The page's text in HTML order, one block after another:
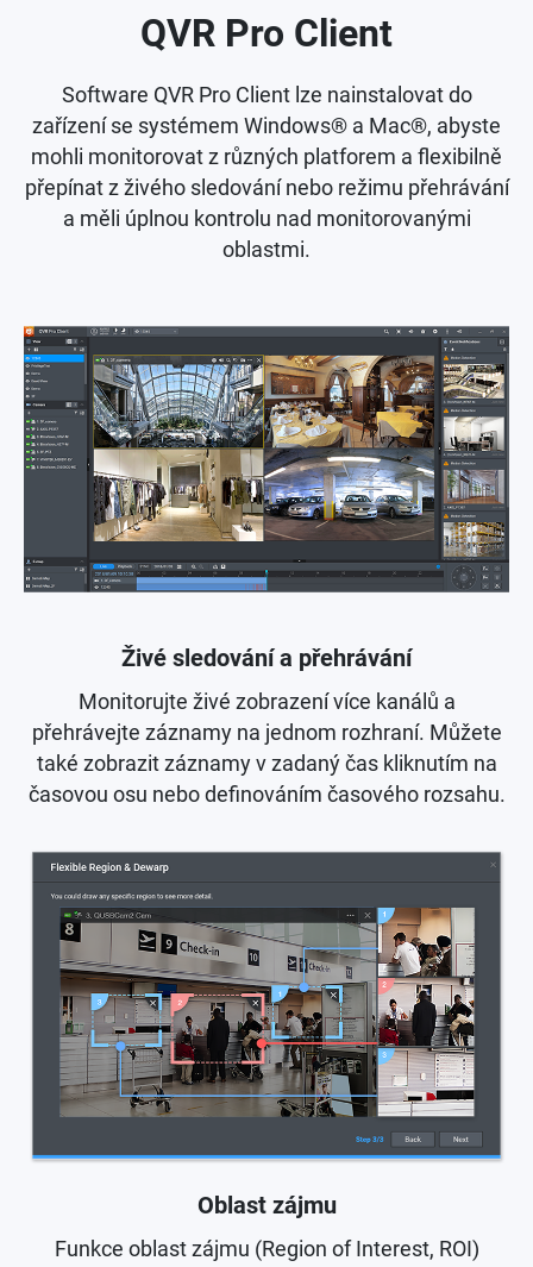
QVR Pro Client
Software QVR Pro Client lze nainstalovat do
zařízení se systémem Windows® a Mac®, abyste
mohli monitorovat z různých platforem a flexibilně
přepínat z živého sledování nebo režimu přehrávání
a měli úplnou kontrolu nad monitorovanými
oblastmi.
Živé sledování a přehrávání
Monitorujte živé zobrazení více kanálů a
přehrávejte záznamy na jednom rozhraní. Můžete
také zobrazit záznamy v zadaný čas kliknutím na
časovou osu nebo definováním časového rozsahu.
Oblast zájmu
Funkce oblast zájmu (Region of Interest, ROI)